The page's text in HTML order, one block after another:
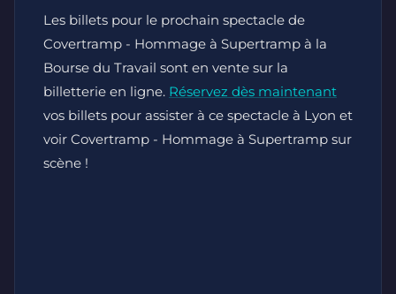
Les billets pour le prochain spectacle de
Covertramp - Hommage à Supertramp à la
Bourse du Travail sont en vente sur la
billetterie en ligne. Réservez dès maintenant
vos billets pour assister à ce spectacle à Lyon et
voir Covertramp - Hommage à Supertramp sur
scène !